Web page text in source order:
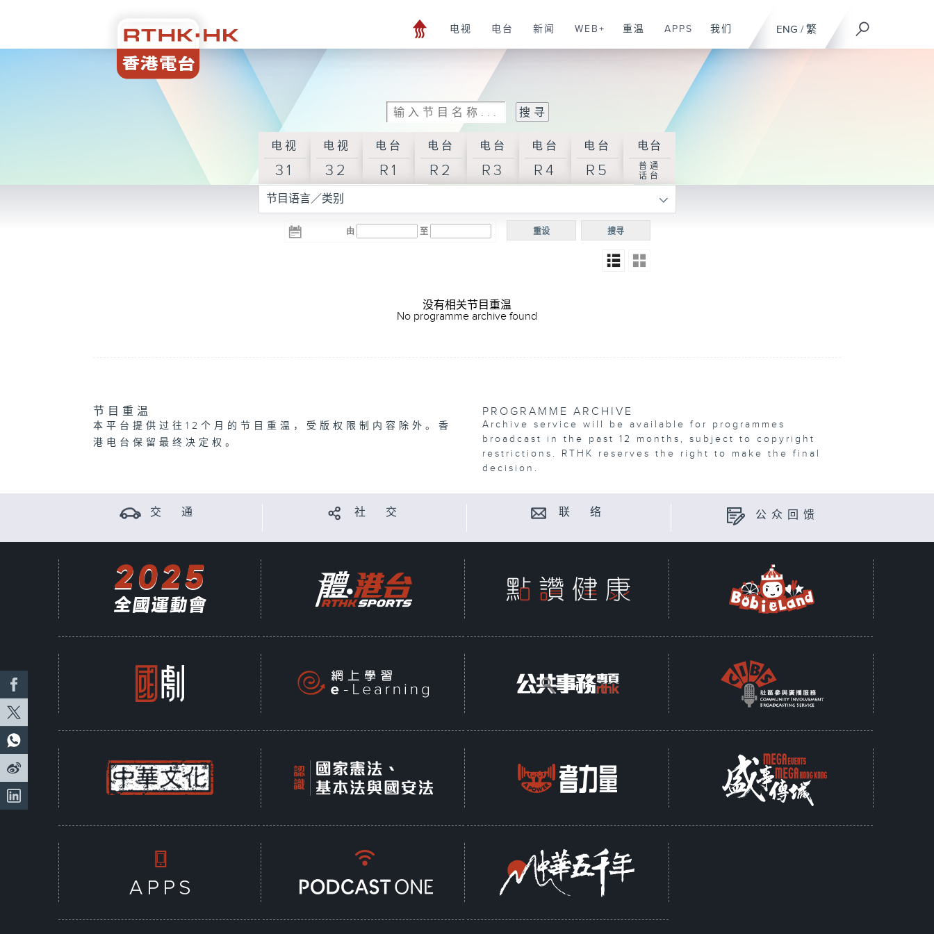
ENG / 繁
电视 电台 新闻 WEB+ 重温 APPS 我们
电视
31
电视
32
电台
R1
电台
R2
电台
R3
电台
R4
电台
R5
电台
普通
话台
节目语言／类别
由 至 搜寻
重设
没有相关节目重温
No programme archive found
节目重温
本平台提供过往12个月的节目重温，受版权限制内容除外。香
港电台保留最终决定权。
PROGRAMME ARCHIVE
Archive service will be available for programmes
broadcast in the past 12 months, subject to copyright
restrictions. RTHK reserves the right to make the final
decision.
交 通 社 交 联 络 公众回馈